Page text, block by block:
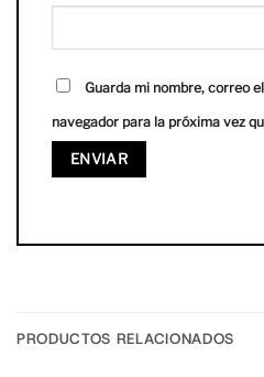
Guarda mi nombre, correo
navegador para la próxima vez
PRODUCTOS RELACIONADOS